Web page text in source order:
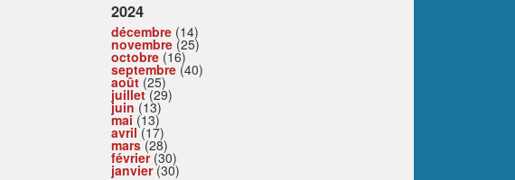
2024
décembre (14)
novembre (25)
octobre (16)
septembre (40)
août (25)
juillet(29)
juin (13)
mai (13)
avril(17)
mars(28)
février(30)
janvier(30)